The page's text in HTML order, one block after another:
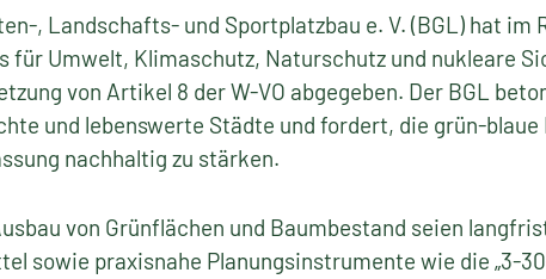
, Landschafts- und Sportplatzbau e. V. (BGL) hat im
für Umwelt, Klimaschutz, Naturschutz und nukleare
von Artikel 8 der W-VO abgegeben. Der BGL
und lebenswerte Städte und fordert, die grün-
nachhaltig zu stärken.
von Grünflächen und Baumbestand seien
sowie praxisnahe Planungsinstrumente wie die „3-